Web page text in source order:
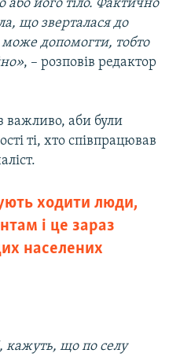
або його тіло. Фактично
що зверталася до
може допомогти, тобто
, – розповів редактор
важливо, аби були
ті, хто співпрацював
ходити люди,
і це зараз
населених
кажуть, що по селу